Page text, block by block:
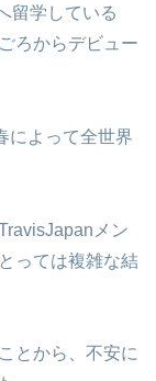
留学している
ろからデビュー
によって全世界
メン
っては複雑な結
ことから、不安に